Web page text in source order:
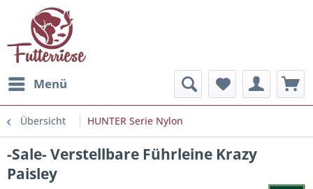
Menü
Übersicht HUNTER Serie Nylon
-Sale- Verstellbare Führleine Krazy
Paisley